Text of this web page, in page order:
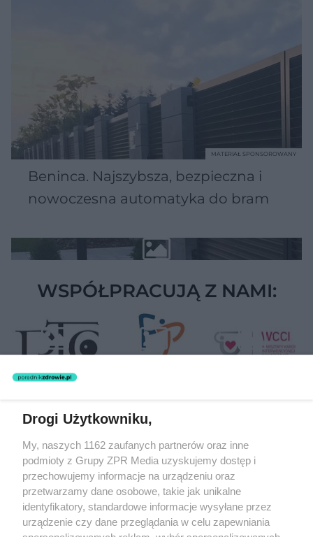
Beninca. Najszybsza, bezpieczna i
nowoczesna automatyka do bram
MATERIAŁ SPONSOROWANY
WSPÓŁPRACUJĄ Z NAMI:
Żaden utwór zamieszczony w serwisie nie może być powielany i
rozpowszechniany lub dalej rozpowszechniany w jakikolwiek sposób
(w tym także elektroniczny lub mechaniczny) na jakimkolwiek polu
eksploatacji w jakiejkolwiek formie, włącznie z umieszczaniem w
Internecie bez pisemnej zgody właściciela praw. Jakiekolwiek użycie
lub wykorzystanie utworów w całości lub w części z naruszeniem
prawa, tzn. bez właściwej zgody, jest zabronione pod groźbą kary i
może być ścigane prawnie.
Drogi Użytkowniku,
My, naszych 1162 zaufanych partnerów oraz inne
podmioty z Grupy ZPR Media uzyskujemy dostęp i
przechowujemy informacje na urządzeniu oraz
przetwarzamy dane osobowe, takie jak unikalne
identyfikatory, standardowe informacje wysyłane przez
urządzenie czy dane przeglądania w celu zapewniania